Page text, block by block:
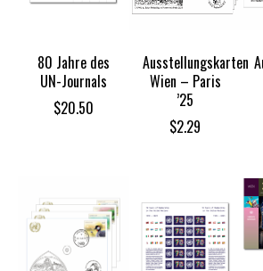
80 Jahre des
UN-Journals
$20.50
Ausstellungskarten
Wien – Paris
’25
$2.29